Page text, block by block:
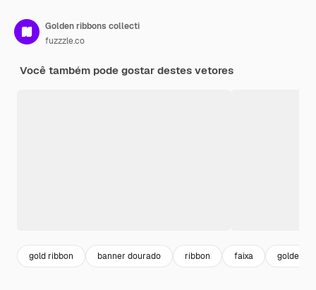
Golden ribbons collecti
fuzzzle.co
Você também pode gostar destes vetores
gold ribbon banner dourado ribbon faixa golden